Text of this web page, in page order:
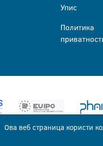
Упис
Политика
Ова веб страница користи